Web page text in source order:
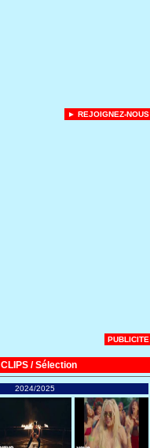
► REJOIGNEZ-NOUS
PUBLICITE
CLIPS / Sélection
2024/2025